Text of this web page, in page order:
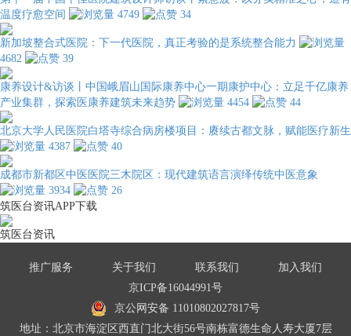
温度疗愈空间
4749 34
新加坡整合式医院：下一代医院，真正考验的是系统整合能力
4682
39
康养设计&访谈丨中国峨眉山国际康养中心一期康护中心：立足千亿康养
产业集群，探索医康养建筑未来趋势
4454 44
北京大学人民医院白塔寺综合病房楼项目：赓续古都文脉，赋能医疗新生
4387
40
成都市新都区中医医院三木院区：现代建筑语言演绎传统中医意象
3934
26
筑医台资讯APP下载
筑医台资讯
推广服务 关于我们 联系我们
加入我们
京ICP备16044991号
京公网安备 11010802027817号
地址：北京市海淀区西直门北大街56号南栋富德生命人寿大厦7层